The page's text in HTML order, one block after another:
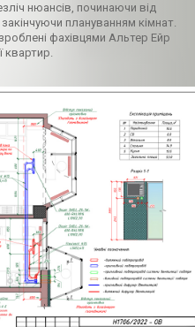
нюансів, починаючи від
плануванням кімнат.
фахівцями Альтер Ейр
квартир.